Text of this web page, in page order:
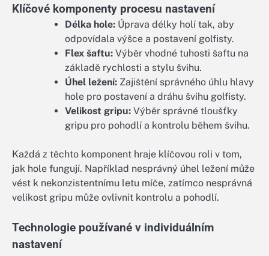
Klíčové komponenty procesu nastavení
Délka hole: Úprava délky holí tak, aby
odpovídala výšce a postavení golfisty.
Flex šaftu: Výběr vhodné tuhosti šaftu na
základě rychlosti a stylu švihu.
Úhel ležení: Zajištění správného úhlu hlavy
hole pro postavení a dráhu švihu golfisty.
Velikost gripu: Výběr správné tloušťky
gripu pro pohodlí a kontrolu během švihu.
Každá z těchto komponent hraje klíčovou roli v tom,
jak hole fungují. Například nesprávný úhel ležení může
vést k nekonzistentnímu letu míče, zatímco nesprávná
velikost gripu může ovlivnit kontrolu a pohodlí.
Technologie používané v individuálním
nastavení